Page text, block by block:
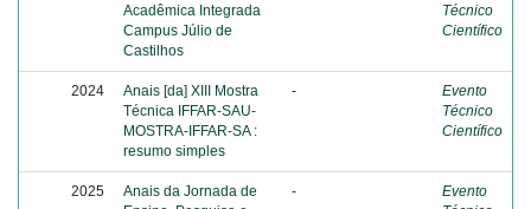
Acadêmica Integrada
Campus Júlio de
Castilhos
Técnico
Científico
2024
Anais [da] XIII Mostra
Técnica IFFAR-SAU-
MOSTRA-IFFAR-SA :
resumo simples
-
Evento
Técnico
Científico
2025
Anais da Jornada de
-
Evento